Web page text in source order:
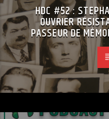
HDC #52 :
OUVRIER
PASSEUR DE